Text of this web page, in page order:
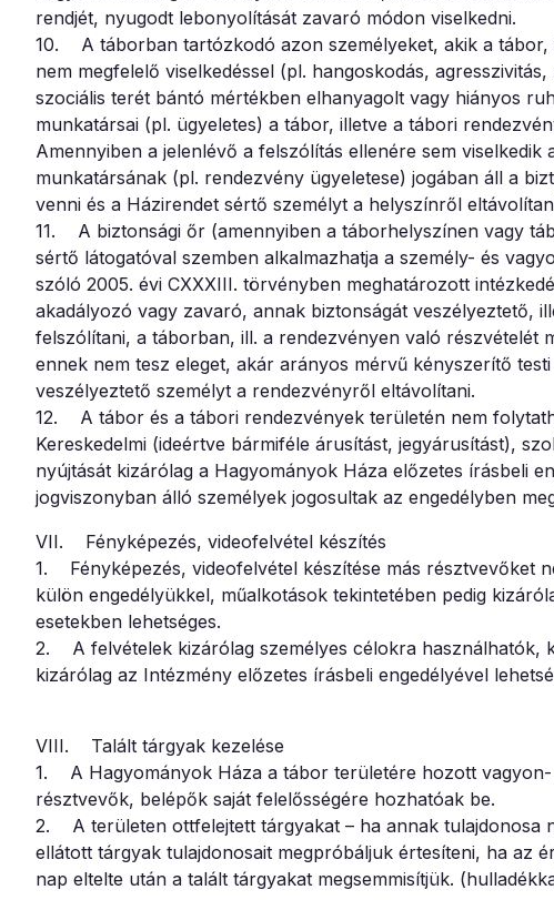
rendjét, nyugodt lebonyolítását zavaró módon viselkedni.
10. A táborban tartózkodó azon személyeket, akik a
nem megfelelő viselkedéssel (pl. hangoskodás,
szociális terét bántó mértékben elhanyagolt vagy hiányos
munkatársai (pl. ügyeletes) a tábor, illetve a tábori
Amennyiben a jelenlévő a felszólítás ellenére sem
munkatársának (pl. rendezvény ügyeletese) jogában áll a
venni és a Házirendet sértő személyt a helyszínről
11. A biztonsági őr (amennyiben a táborhelyszínen vagy
sértő látogatóval szemben alkalmazhatja a személy- és
szóló 2005. évi CXXXIII. törvényben meghatározott
akadályozó vagy zavaró, annak biztonságát veszélyeztető,
felszólítani, a táborban, ill. a rendezvényen való részvételét
ennek nem tesz eleget, akár arányos mérvű kényszerítő
veszélyeztető személyt a rendezvényről eltávolítani.
12. A tábor és a tábori rendezvények területén nem
Kereskedelmi (ideértve bármiféle árusítást, jegyárusítást),
nyújtását kizárólag a Hagyományok Háza előzetes írásbeli
jogviszonyban álló személyek jogosultak az engedélyben
VII. Fényképezés, videofelvétel készítés
1. Fényképezés, videofelvétel készítése más résztvevőket
külön engedélyükkel, műalkotások tekintetében pedig
esetekben lehetséges.
2. A felvételek kizárólag személyes célokra használhatók,
kizárólag az Intézmény előzetes írásbeli engedélyével
VIII. Talált tárgyak kezelése
1. A Hagyományok Háza a tábor területére hozott
résztvevők, belépők saját felelősségére hozhatóak be.
2. A területen ottfelejtett tárgyakat – ha annak tulajdonosa
ellátott tárgyak tulajdonosait megpróbáljuk értesíteni, ha az
nap eltelte után a talált tárgyakat megsemmisítjük.